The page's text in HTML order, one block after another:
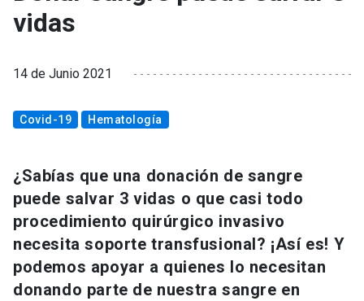
vidas
14 de Junio 2021
Covid-19 Hematología
¿Sabías que una donación de sangre
puede salvar 3 vidas o que casi todo
procedimiento quirúrgico invasivo
necesita soporte transfusional? ¡Así es! Y
podemos apoyar a quienes lo necesitan
donando parte de nuestra sangre en